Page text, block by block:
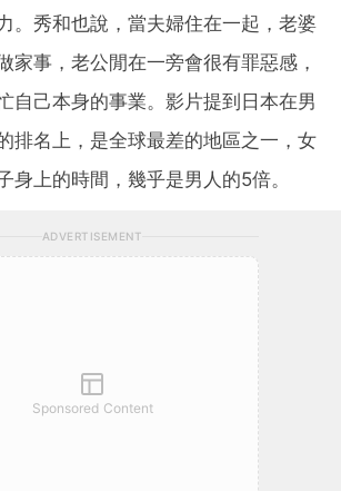
。秀和也說，當夫婦住在一起，老婆
家事，老公閒在一旁會很有罪惡感，
自己本身的事業。影片提到日本在男
排名上，是全球最差的地區之一，女
身上的時間，幾乎是男人的5倍。
ADVERTISEMENT
Sponsored Content